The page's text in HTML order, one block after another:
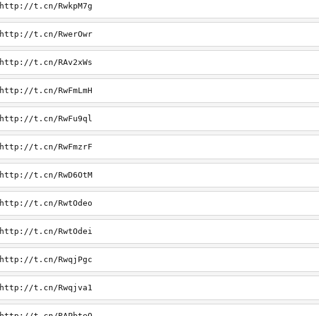
http://t.cn/RwkpM7g
http://t.cn/RwerOwr
http://t.cn/RAv2xWs
http://t.cn/RwFmLmH
http://t.cn/RwFu9ql
http://t.cn/RwFmzrF
http://t.cn/RwD6OtM
http://t.cn/RwtOdeo
http://t.cn/RwtOdei
http://t.cn/RwqjPgc
http://t.cn/Rwqjva1